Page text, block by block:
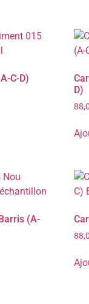
C-D)
D)
(A-